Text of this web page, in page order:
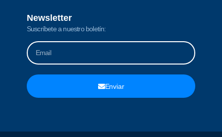
Newsletter
Suscríbete a nuestro boletín:
Enviar